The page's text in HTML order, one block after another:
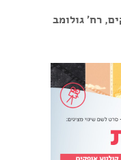
רח׳ גולומב